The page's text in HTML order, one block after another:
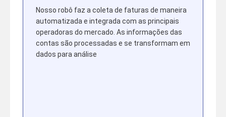
Nosso robô faz a coleta de faturas de maneira
automatizada e integrada com as principais
operadoras do mercado. As informações das
contas são processadas e se transformam em
dados para análise